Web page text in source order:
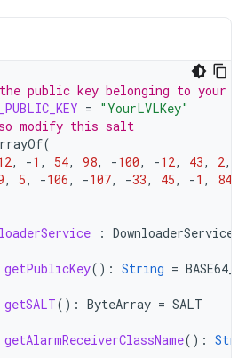
public key belonging to your
= "YourLVLKey"
modify this salt
(
, -1 , 54, 98, -100, -12, 43, 2,
, 5, -106, -107, -33, 45, -1 ,
84
: DownloaderService
getPublicKey(): String =
getSALT(): ByteArray = SALT
getAlarmReceiverClassName():